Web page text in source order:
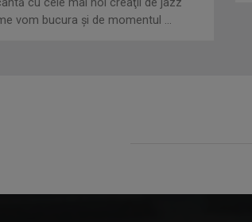
vom bucura şi de momentul ...